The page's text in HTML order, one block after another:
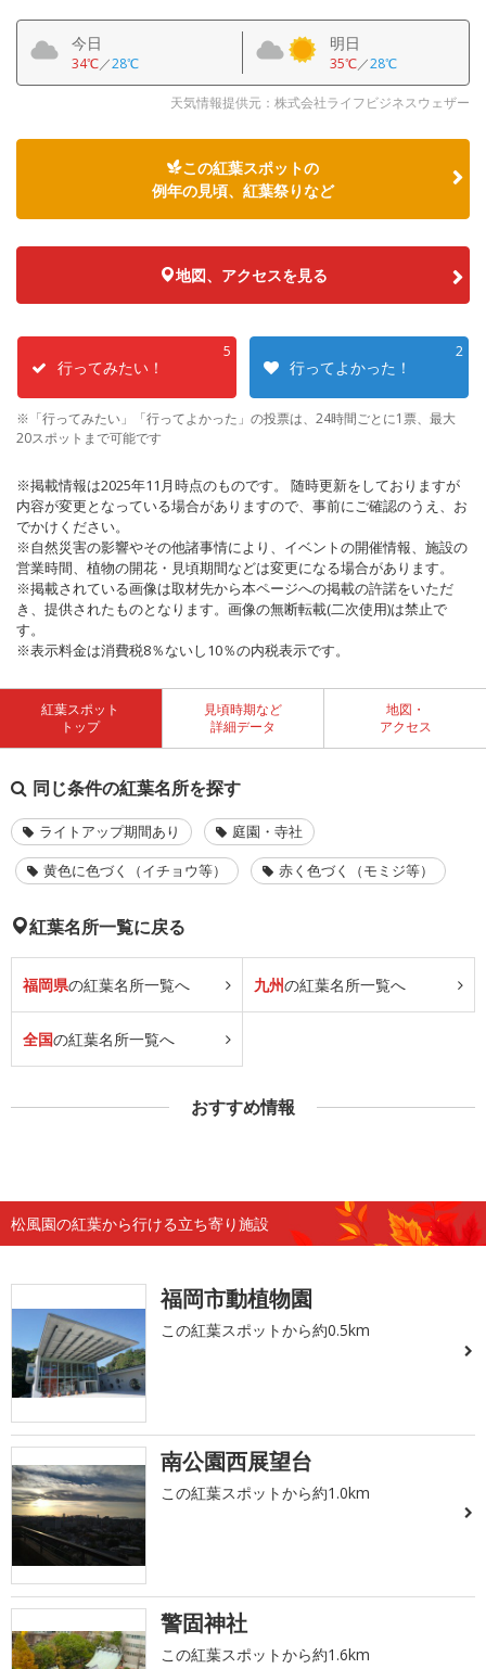
今日
34℃／28℃
明日
35℃／28℃
天気情報提供元：株式会社ライフビジネスウェザー
この紅葉スポットの
例年の見頃、紅葉祭りなど
地図、アクセスを見る
5
行ってみたい！
2
行ってよかった！
※「行ってみたい」「行ってよかった」の投票は、24時間ごとに1票、最大
20スポットまで可能です
※掲載情報は2025年11月時点のものです。 随時更新をしておりますが
内容が変更となっている場合がありますので、事前にご確認のうえ、お
でかけください。
※自然災害の影響やその他諸事情により、イベントの開催情報、施設の
営業時間、植物の開花・見頃期間などは変更になる場合があります。
※掲載されている画像は取材先から本ページへの掲載の許諾をいただ
き、提供されたものとなります。画像の無断転載(二次使用)は禁止で
す。
※表示料金は消費税8％ないし10％の内税表示です。
紅葉スポット
トップ
見頃時期など
詳細データ
地図・
アクセス
同じ条件の紅葉名所を探す
ライトアップ期間あり
庭園・寺社
黄色に色づく（イチョウ等）
赤く色づく（モミジ等）
紅葉名所一覧に戻る
福岡県の紅葉名所一覧へ 九州の紅葉名所一覧へ
全国の紅葉名所一覧へ
おすすめ情報
松風園の紅葉から行ける立ち寄り施設
福岡市動植物園
この紅葉スポットから約0.5km
南公園西展望台
この紅葉スポットから約1.0km
警固神社
この紅葉スポットから約1.6km